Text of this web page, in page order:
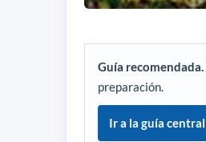
Guía recomendada.
preparación.
Ir a la guía central